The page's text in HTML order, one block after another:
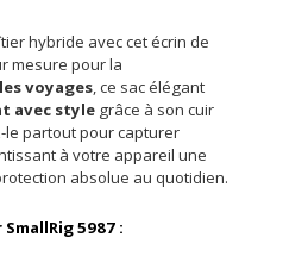
hybride avec cet écrin de
mesure pour la
voyages, ce sac élégant
avec style grâce à son cuir
le partout pour capturer
à votre appareil une
absolue au quotidien.
5987 :